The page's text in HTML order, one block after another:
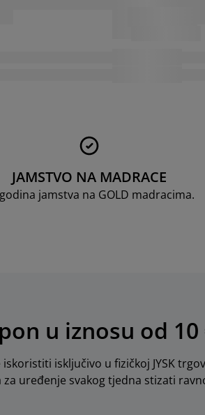
JAMSTVO NA MADRACE
jamstva na GOLD madracima.
u iznosu od 10
isključivo u fizičkoj JYSK
uređenje svakog tjedna stizati